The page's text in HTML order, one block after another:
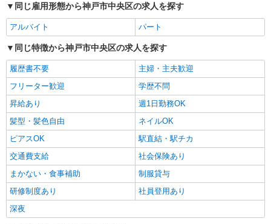
同じ雇用形態から神戸市中央区の求人を探す
アルバイト パート
同じ特徴から神戸市中央区の求人を探す
履歴書不要
主婦・主夫歓迎
フリーター歓迎
学歴不問
昇給あり
週1日勤務OK
髪型・髪色自由
ネイルOK
ピアスOK
駅直結・駅チカ
交通費支給
社会保険あり
まかない・食事補助
制服貸与
研修制度あり
社員登用あり
深夜